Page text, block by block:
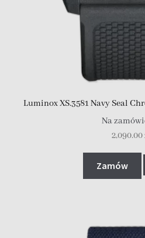
Luminox XS.3581 Navy Seal
Na
2,090.00
Zamów